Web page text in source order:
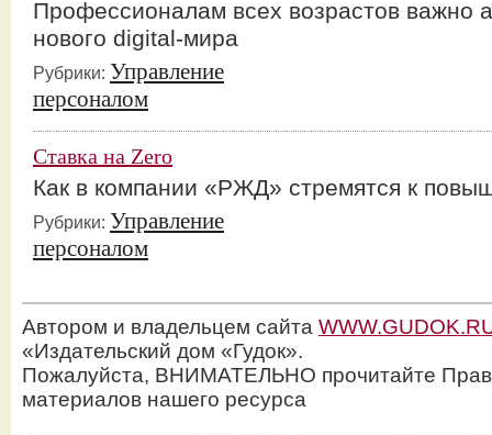
Профессионалам всех возрастов важно
нового digital-мира
Рубрики: Управление
персоналом
Ставка на Zero
Как в компании «РЖД» стремятся к
Рубрики: Управление
персоналом
Автором и владельцем сайта
«Издательский дом «Гудок».
Пожалуйста, ВНИМАТЕЛЬНО прочитайте
материалов нашего ресурса